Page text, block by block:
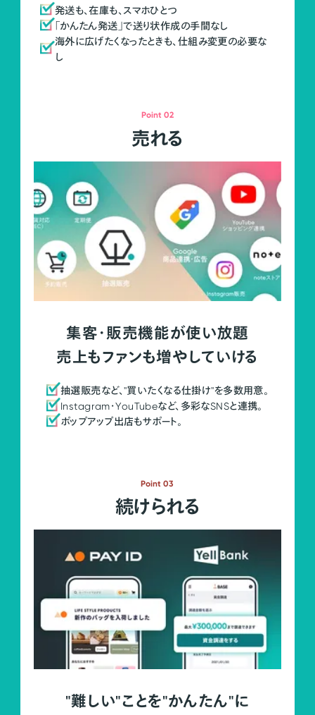
発送も、在庫も、スマホひとつ
「かんたん発送」で送り状作成の手間なし
海外に広げたくなったときも、仕組み変更の必要な
し
Point 02
売れる
集客・販売機能が使い放題
売上もファンも増やしていける
抽選販売など、"買いたくなる仕掛け"を多数用意。
Instagram・YouTubeなど、多彩なSNSと連携。
ポップアップ出店もサポート。
Point 03
続けられる
"難しい"ことを"かんたん"に